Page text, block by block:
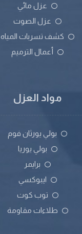
عزل مائي
عزل الصوت
كشف تسربات المياه
أعمال الترميم
مواد العزل
بولي يورثان فوم
بولي يوريا
برايمر
ايبوكسي
توب كوت
طلاءات مقاومة